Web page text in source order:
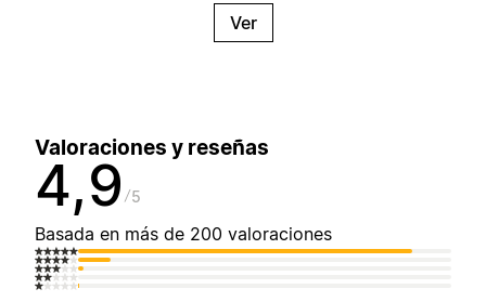
Ver
Valoraciones y reseñas
4,9 5
Basada en más de 200 valoraciones